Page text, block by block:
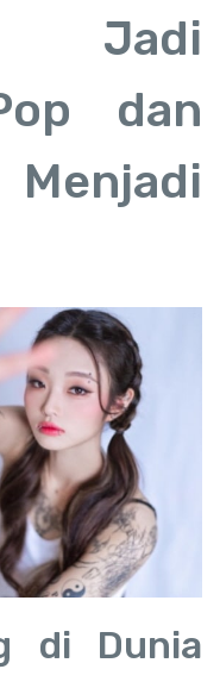
Jadi
dan
di Dunia